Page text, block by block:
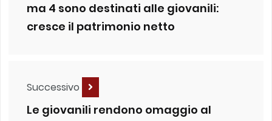
ma 4 sono destinati alle giovanili:
cresce il patrimonio netto
Successivo
Le giovanili rendono omaggio al